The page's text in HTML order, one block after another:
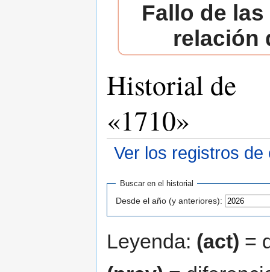
Fallo de
relación
Historial de
«1710»
Ver los registros de
Buscar en el historial
Desde el año (y anteriores):
Leyenda: (act) =